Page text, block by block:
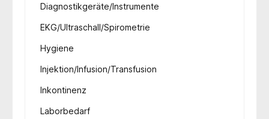
Diagnostikgeräte/Instrumente
EKG/Ultraschall/Spirometrie
Hygiene
Injektion/Infusion/Transfusion
Inkontinenz
Laborbedarf